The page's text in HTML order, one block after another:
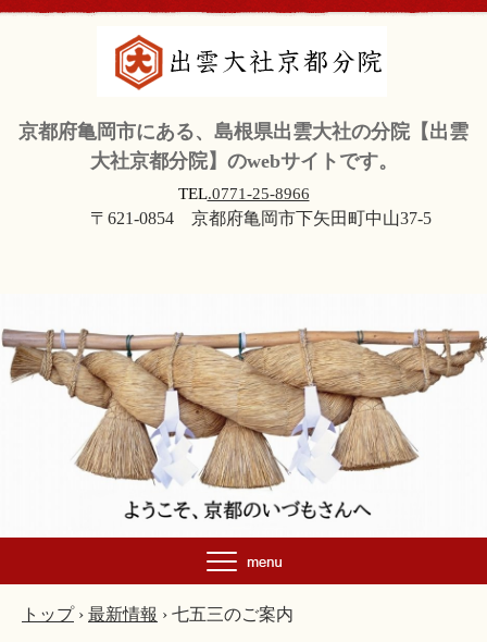
京都府亀岡市にある、島根県出雲大社の分院【出雲
大社京都分院】のwebサイトです。
TEL.0771-25-8966
〒621-0854 京都府亀岡市下矢田町中山37-5
トップ › 最新情報 › 七五三のご案内